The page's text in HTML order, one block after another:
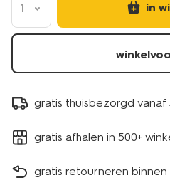
1 in
gratis thuisbezorgd vanaf
gratis afhalen in 500+
gratis retourneren binnen